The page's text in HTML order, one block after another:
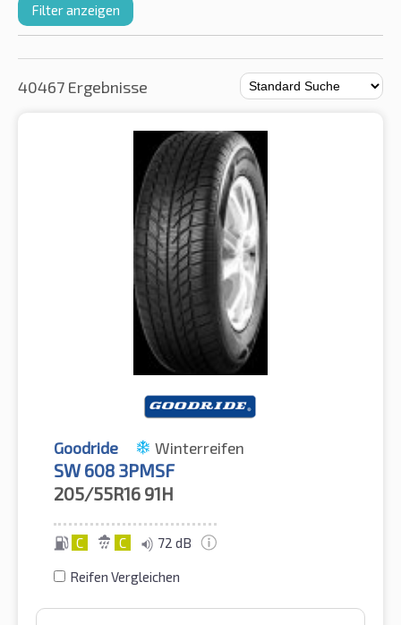
Filter anzeigen
40467 Ergebnisse
Goodride Winterreifen
SW 608 3PMSF
205/55R16 91H
C C 72 dB
Reifen Vergleichen